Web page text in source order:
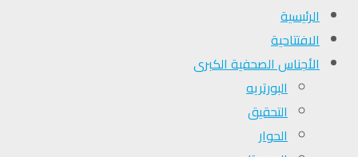
الرئيسية
الافتتاحية
الأجناس الصحفية الكبرى
البورتريه
التحقیق
الحوار